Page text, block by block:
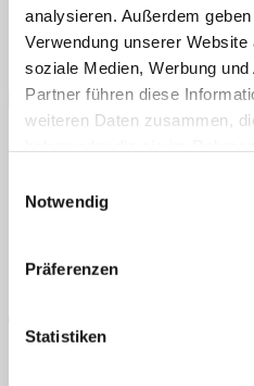
analysieren. Außerdem
Verwendung unserer
soziale Medien, Werbung
Partner führen diese
weiteren Daten zusammen,
Notwendig
Präferenzen
Statistiken
nach:
Suchen
nach:
Bestellnummer
Rechnungs-E-Mail
Nachverfolgen